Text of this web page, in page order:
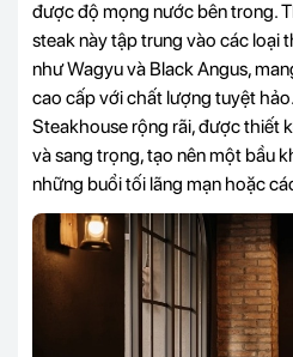
được độ mọng nước bên trong.
steak này tập trung vào các loại
như Wagyu và Black Angus,
cao cấp với chất lượng tuyệt
Steakhouse rộng rãi, được thiết
và sang trọng, tạo nên một bầu
những buổi tối lãng mạn hoặc